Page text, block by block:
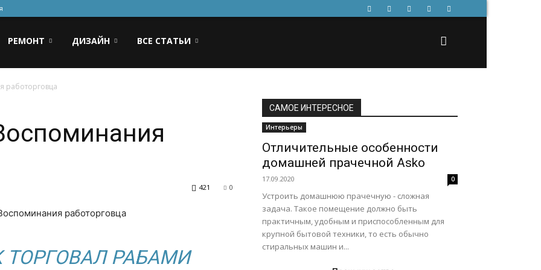
РЕМОНТ ДИЗАЙН ВСЕ СТАТЬИ
работорговца
0
421
ТОРГОВАЛ РАБАМИ
САМОЕ ИНТЕРЕСНОЕ
Интерьеры
Отличительные особенности
домашней прачечной Asko
17.09.2020 0
Устроить домашнюю прачечную - сложная
задача. Такое помещение должно быть
практичным, удобным и приспособленным для
крупной бытовой техники, то есть обычно
стиральных машин и...